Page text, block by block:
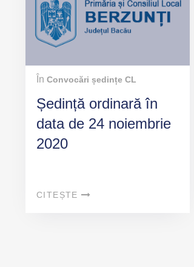
În Convocări ședințe CL
Ședință ordinară în
data de 24 noiembrie
2020
CITEȘTE